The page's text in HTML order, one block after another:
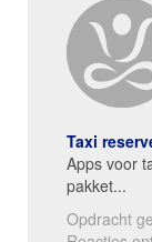
Taxi
Apps voor
pakket...
Opdracht